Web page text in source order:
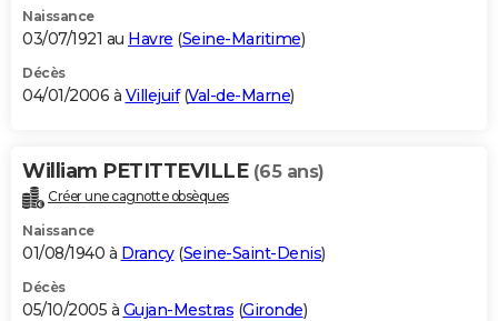
Naissance
03/07/1921 au Havre (Seine-Maritime)
Décès
04/01/2006 à Villejuif(Val-de-Marne)
William PETITTEVILLE (65 ans)
Créer une cagnotte obsèques
Naissance
01/08/1940 à Drancy(Seine-Saint-Denis)
Décès
05/10/2005 à Gujan-Mestras (Gironde)